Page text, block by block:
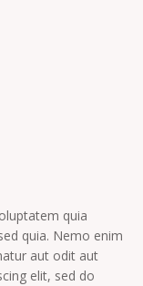
quia
quia. Nemo enim
aut odit aut
elit, sed do